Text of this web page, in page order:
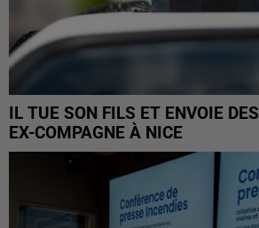
IL TUE SON FILS ET ENVOIE
EX-COMPAGNE À NICE